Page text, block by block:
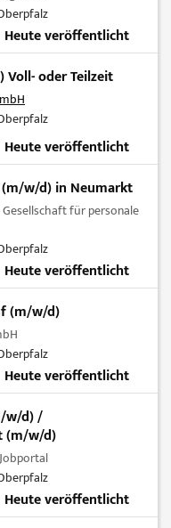
Heute veröffentlicht
oder Teilzeit
Heute veröffentlicht
⁠w⁠/⁠d) in Neumarkt
für personale
Heute veröffentlicht
(m/w/d)
Heute veröffentlicht
w/d) /
(m/w/d)
Heute veröffentlicht